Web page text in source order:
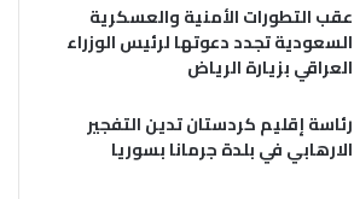
عقب التطورات الأمنية والعسكرية
السعودية تجدد دعوتها لرئيس الوزراء
العراقي بزيارة الرياض
رئاسة إقليم كردستان تدين التفجير
الارهابي في بلدة جرمانا بسوريا